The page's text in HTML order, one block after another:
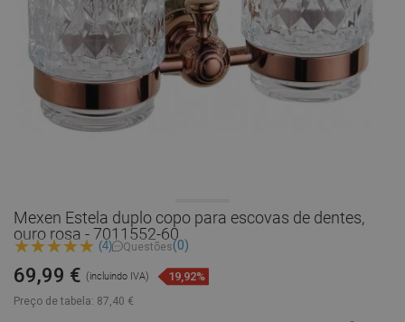
Mexen Estela duplo copo para escovas de dentes,
ouro rosa - 7011552-60
(4) Questões(0)
Preço de tabela: 87,40 €
69,99 € (incluindo IVA) 19,92%